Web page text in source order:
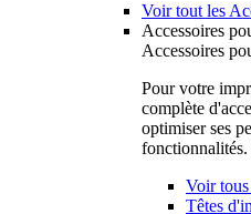
Voir tout les
Accessoires
Accessoires
Pour votre
complète
optimiser ses
fonctionnalités.
Voir
Têtes